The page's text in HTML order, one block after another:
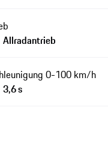
Allradantrieb
0-100 km/h
3,6 s